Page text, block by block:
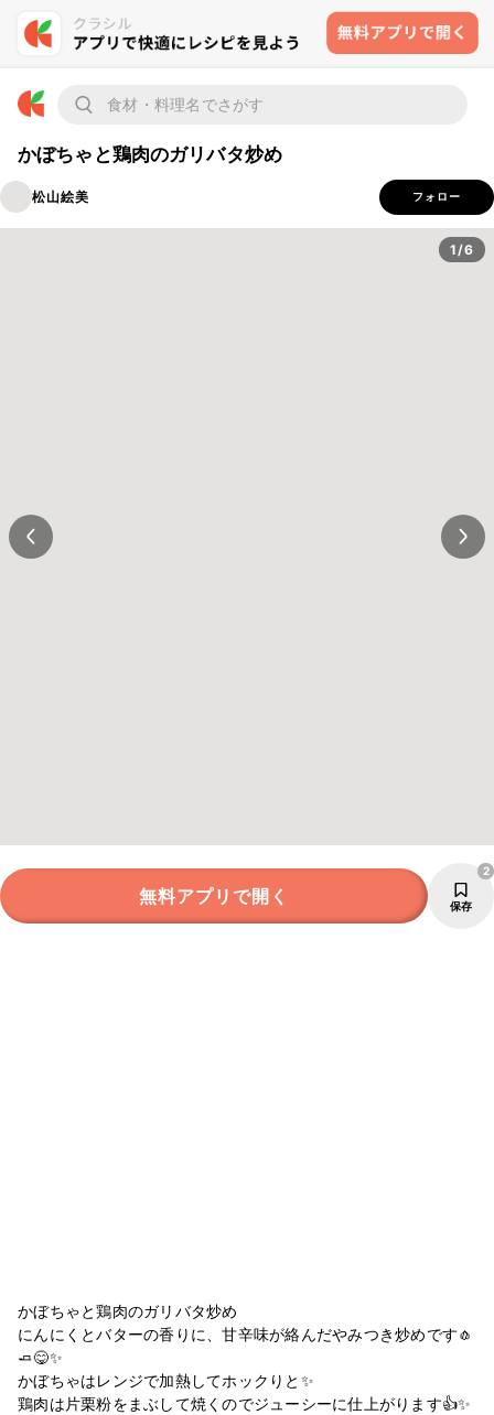
かぼちゃと鶏肉のガリバタ炒め
松山絵美 フォロー
1/6
無料アプリで開く 保存
2
かぼちゃと鶏肉のガリバタ炒め
にんにくとバターの香りに、甘辛味が絡んだやみつき炒めです🧄
🧈😋✨
かぼちゃはレンジで加熱してホックりと✨
鶏肉は片栗粉をまぶして焼くのでジューシーに仕上がります👍✨